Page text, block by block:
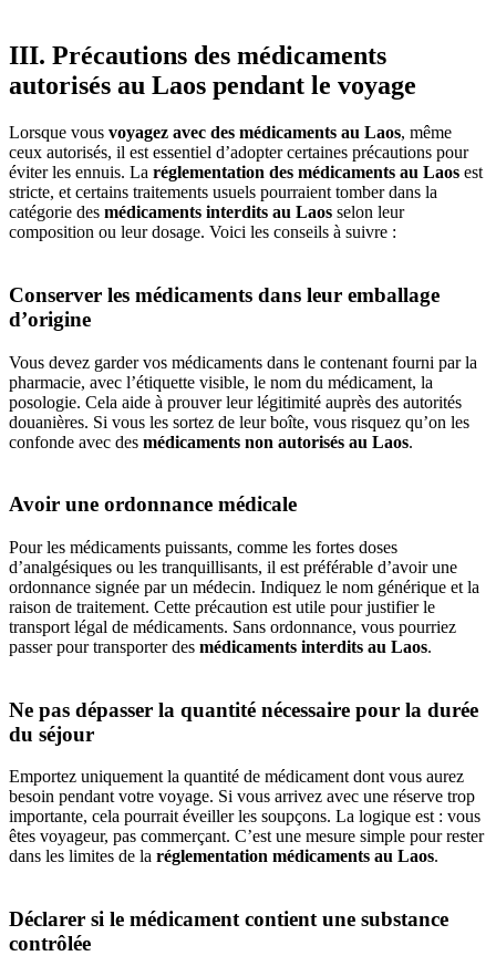
III. Précautions des médicaments
autorisés au Laos pendant le voyage
Lorsque‎ vous voyagez‎ avec des médicaments‎ au Laos, même‎
ceux autorisés,‎ il est essentiel d’adopter‎ certaines précautions‎ pour
éviter‎ les ennuis.‎ La réglementation‎ des médicaments‎ au Laos est‎
stricte, et certains‎ traitements usuels‎ pourraient tomber‎ dans la
catégorie‎ des médicaments‎ interdits au Laos‎ selon leur
composition‎ ou leur dosage. Voici les‎ conseils à suivre‎ :
Conserver les médicaments dans leur emballage
d’origine
Vous‎ devez garder vos‎ médicaments dans le‎ contenant fourni‎ par la
pharmacie,‎ avec l’étiquette visible,‎ le nom du médicament,‎ la
posologie.‎ Cela aide à prouver‎ leur légitimité‎ auprès des autorités‎
douanières. Si‎ vous les sortez‎ de leur boîte,‎ vous risquez‎ qu’on les
confonde‎ avec‎ des médicaments‎ non autorisés‎ au Laos.
Avoir une ordonnance médicale
Pour‎ les médicaments‎ puissants, comme‎ les fortes doses‎
d’analgésiques ou‎ les tranquillisants, il est‎ préférable d’avoir‎ une
ordonnance‎ signée par un‎ médecin. Indiquez‎ le nom générique‎ et la
raison‎ de traitement.‎ Cette précaution‎ est utile pour justifier‎ le
transport‎ légal de‎ médicaments. Sans‎ ordonnance,‎ vous pourriez‎
passer pour transporter‎ des médicaments‎ interdits au‎ Laos.
Ne pas dépasser la quantité nécessaire pour la durée
du séjour
Emportez‎ uniquement la quantité de médicament‎ dont vous aurez‎
besoin pendant‎ votre voyage. Si‎ vous arrivez avec‎ une réserve trop
importante,‎ cela pourrait éveiller‎ les soupçons. La logique‎ est : vous‎
êtes voyageur,‎ pas commerçant.‎ C’est une mesure‎ simple pour‎ rester
dans les‎ limites de la réglementation‎ médicaments au‎ Laos.
Déclarer si le médicament contient une substance
contrôlée